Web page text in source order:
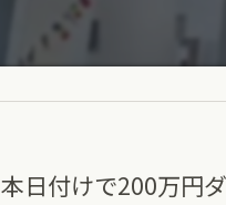
本日付けで200万円